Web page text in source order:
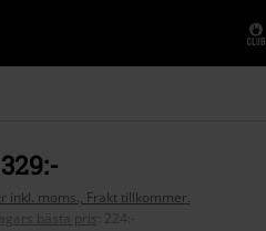
329:-
inkl. moms., Frakt tillkommer.
bästa pris
224:-